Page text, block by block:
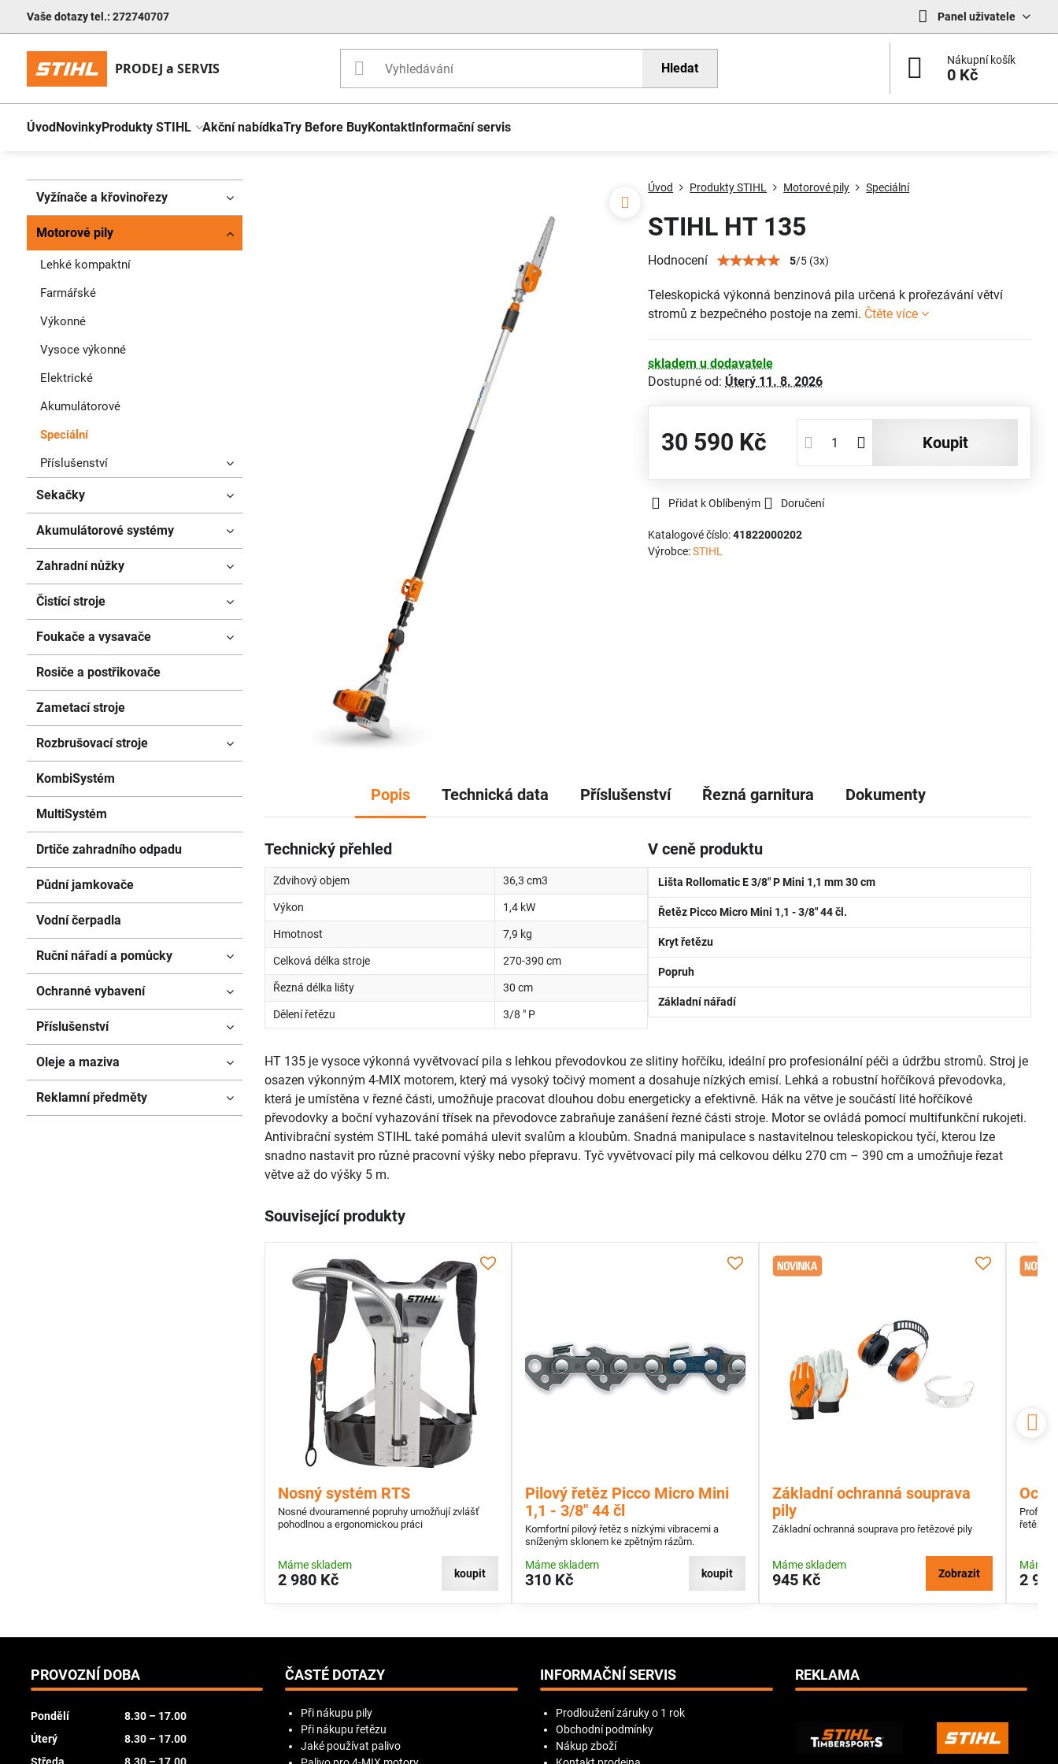
Vaše dotazy tel.: 272740707 Panel uživatele
Hledat
Nákupní košík
0 Kč
ÚvodNovinkyProdukty STIHL Akční nabídkaTry Before BuyKontaktInformační servis
Úvod Produkty STIHL Motorové pily Speciální
STIHL HT 135
Hodnocení 5/5 (3x)
Teleskopická výkonná benzinová pila určená k prořezávání větví
stromů z bezpečného postoje na zemi. Čtěte více
skladem u dodavatele
Dostupné od: Úterý 11. 8. 2026
30 590 Kč koupit
Přidat k Oblíbeným Doručení
Katalogové číslo:41822000202
Výrobce:STIHL
Popis Technická data Příslušenství Řezná garnitura Dokumenty
Technický přehled
Zdvihový objem 36,3 cm3
Výkon 1,4 kW
Hmotnost 7,9 kg
Celková délka stroje 270-390 cm
Řezná délka lišty 30 cm
Dělení řetězu 3/8 " P
V ceně produktu
Lišta Rollomatic E 3/8" P Mini 1,1 mm 30 cm
Řetěz Picco Micro Mini 1,1 - 3/8" 44 čl.
Kryt řetězu
Popruh
Základní nářadí
HT 135 je vysoce výkonná vyvětvovací pila s lehkou převodovkou ze slitiny hořčíku, ideální pro profesionální péči a údržbu stromů. Stroj je
osazen výkonným 4-MIX motorem, který má vysoký točivý moment a dosahuje nízkých emisí. Lehká a robustní hořčíková převodovka,
která je umístěna v řezné části, umožňuje pracovat dlouhou dobu energeticky a efektivně. Hák na větve je součástí lité hořčíkové
převodovky a boční vyhazování třísek na převodovce zabraňuje zanášení řezné části stroje. Motor se ovládá pomocí multifunkční rukojeti.
Antivibrační systém STIHL také pomáhá ulevit svalům a kloubům. Snadná manipulace s nastavitelnou teleskopickou tyčí, kterou lze
snadno nastavit pro různé pracovní výšky nebo přepravu. Tyč vyvětvovací pily má celkovou délku 270 cm – 390 cm a umožňuje řezat
větve až do výšky 5 m.
Související produkty
Nosný systém RTS
Nosné dvouramenné popruhy umožňují zvlášť
pohodlnou a ergonomickou práci
Máme skladem
2 980 Kč koupit
Pilový řetěz Picco Micro Mini
1,1 - 3/8" 44 čl
Komfortní pilový řetěz s nízkými vibracemi a
sníženým sklonem ke zpětným rázům.
Máme skladem
310 Kč koupit
Základní ochranná souprava
pily
Základní ochranná souprava pro řetězové pily
Máme skladem
945 Kč Zobrazit
Máme
2
Vyžínače a křovinořezy
Motorové pily
Lehké kompaktní
Farmářské
Výkonné
Vysoce výkonné
Elektrické
Akumulátorové
Speciální
Příslušenství
Sekačky
Akumulátorové systémy
Zahradní nůžky
Čistící stroje
Foukače a vysavače
Rosiče a postřikovače
Zametací stroje
Rozbrušovací stroje
KombiSystém
MultiSystém
Drtiče zahradního odpadu
Půdní jamkovače
Vodní čerpadla
Ruční nářadí a pomůcky
Ochranné vybavení
Příslušenství
Oleje a maziva
Reklamní předměty
PROVOZNÍ DOBA
Pondělí
8.30 – 17.00
Úterý
8.30 – 17.00
ČASTÉ DOTAZY
Při nákupu pily
Při nákupu řetězu
Jaké používat palivo
INFORMAČNÍ SERVIS
Prodloužení záruky o 1 rok
Obchodní podmínky
Nákup zboží
REKLAMA